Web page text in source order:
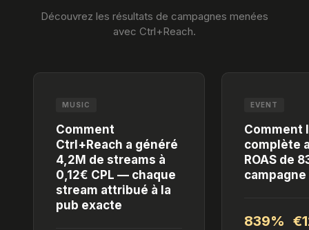
Découvrez les résultats de campagnes menées
avec Ctrl+Reach.
MUSIC
Comment
Ctrl+Reach a généré
4,2M de streams à
0,12€ CPL — chaque
stream attribué à la
pub exacte
EVENT
Comment
complète
ROAS de
839%